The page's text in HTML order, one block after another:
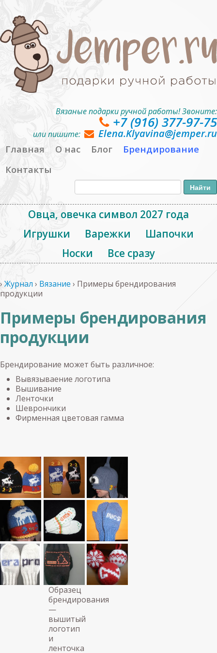
Вязаные подарки ручной работы! Звоните:
+7 (916) 377-97-75
или пишите: Elena.Klyavina@jemper.ru
Главная О нас Блог
Брендирование
Контакты
Овца, овечка символ 2027 года
Игрушки
Варежки
Шапочки
Носки
Все сразу
› Журнал › Вязание › Примеры брендирования
продукции
Примеры брендирования
продукции
Брендирование может быть различное:
Вывязываение логотипа
Вышивание
Ленточки
Шеврончики
Фирменная цветовая гамма
Образец
брендирования
—
вышитый
логотип
и
ленточка